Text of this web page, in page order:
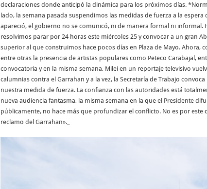
declaraciones donde anticipó la dinámica para los próximos días.
lado, la semana pasada suspendimos las medidas de fuerza a la
apareció, el gobierno no se comunicó, ni de manera formal ni informal.
resolvimos parar por 24 horas este miércoles 25 y convocar a un gran
superior al que construimos hace pocos días en Plaza de Mayo. Ahora,
entre otras la presencia de artistas populares como Peteco Carabajal,
convocatoria y en la misma semana, Milei en un reportaje televisivo
calumnias contra el Garrahan y a la vez, la Secretaría de Trabajo
nuestra medida de fuerza. La confianza con las autoridades está
nueva audiencia fantasma, la misma semana en la que el Presidente
públicamente, no hace más que profundizar el conflicto. No es por este
reclamo del Garrahan»._